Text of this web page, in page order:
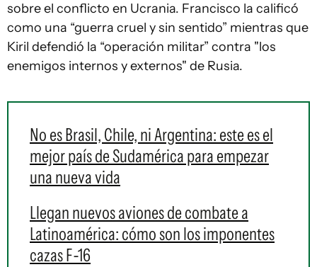
sobre el conflicto en Ucrania. Francisco la calificó
como una “guerra cruel y sin sentido” mientras que
Kiril defendió la “operación militar” contra "los
enemigos internos y externos" de Rusia.
No es Brasil, Chile, ni Argentina: este es el
mejor país de Sudamérica para empezar
una nueva vida
Llegan nuevos aviones de combate a
Latinoamérica: cómo son los imponentes
cazas F-16